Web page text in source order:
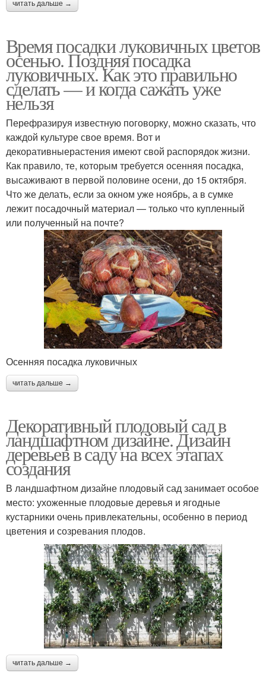
читать дальше →
Время посадки луковичных цветов
осенью. Поздняя посадка
луковичных. Как это правильно
сделать — и когда сажать уже
нельзя
Перефразируя известную поговорку, можно сказать, что
каждой культуре свое время. Вот и
декоративныерастения имеют свой распорядок жизни.
Как правило, те, которым требуется осенняя посадка,
высаживают в первой половине осени, до 15 октября.
Что же делать, если за окном уже ноябрь, а в сумке
лежит посадочный материал — только что купленный
или полученный на почте?
Осенняя посадка луковичных
читать дальше →
Декоративный плодовый сад в
ландшафтном дизайне. Дизайн
деревьев в саду на всех этапах
создания
В ландшафтном дизайне плодовый сад занимает особое
место: ухоженные плодовые деревья и ягодные
кустарники очень привлекательны, особенно в период
цветения и созревания плодов.
читать дальше →